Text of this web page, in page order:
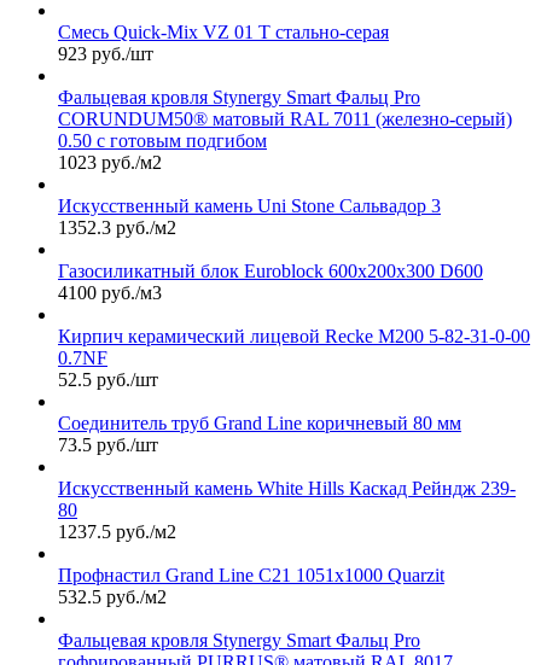
Смесь Quick-Mix VZ 01 T стально-серая
923 руб./шт
Фальцевая кровля Stynergy Smart Фальц Pro
CORUNDUM50® матовый RAL 7011 (железно-серый)
0.50 с готовым подгибом
1023 руб./м2
Искусственный камень Uni Stone Сальвадор 3
1352.3 руб./м2
Газосиликатный блок Euroblock 600x200x300 D600
4100 руб./м3
Кирпич керамический лицевой Recke М200 5-82-31-0-00
0.7NF
52.5 руб./шт
Соединитель труб Grand Line коричневый 80 мм
73.5 руб./шт
Искусственный камень White Hills Каскад Рейндж 239-
80
1237.5 руб./м2
Профнастил Grand Line С21 1051х1000 Quarzit
532.5 руб./м2
Фальцевая кровля Stynergy Smart Фальц Pro